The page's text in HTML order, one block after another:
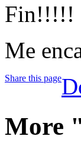
Fin!!!!!
Me
Share this page
More